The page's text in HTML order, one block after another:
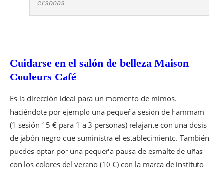
ersonas
Cuidarse en el salón de belleza Maison
Couleurs Café
Es la dirección ideal para un momento de mimos,
haciéndote por ejemplo una pequeña sesión de hammam
(1 sesión 15 € para 1 a 3 personas) relajante con una dosis
de jabón negro que suministra el establecimiento. También
puedes optar por una pequeña pausa de esmalte de uñas
con los colores del verano (10 €) con la marca de instituto